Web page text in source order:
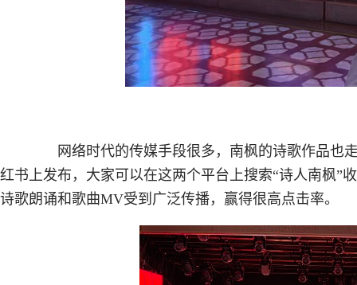
网络时代的传媒手段很多，南枫的诗歌作品也
红书上发布，大家可以在这两个平台上搜索“诗人南枫”
诗歌朗诵和歌曲MV受到广泛传播，赢得很高点击率。